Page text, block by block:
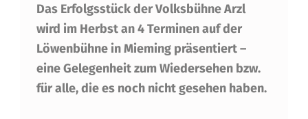
L
E
W
O
Das Erfolgsstück der Volksbühne Arzl
wird im Herbst an 4 Terminen auf der
Löwenbühne in Mieming präsentiert –
eine Gelegenheit zum Wiedersehen bzw.
für alle, die es noch nicht gesehen haben.